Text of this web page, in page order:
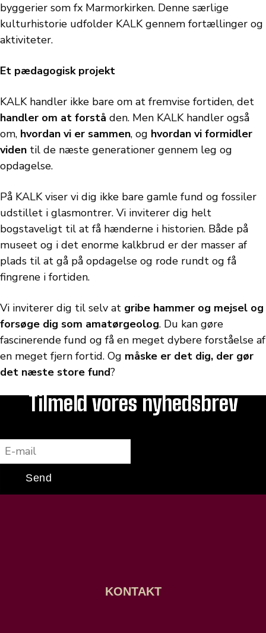
byggerier som fx Marmorkirken. Denne særlige
kulturhistorie udfolder KALK gennem fortællinger og
aktiviteter.
Et pædagogisk projekt
KALK handler ikke bare om at fremvise fortiden, det
handler om at forstå den. Men KALK handler også
om, hvordan vi er sammen, og hvordan vi formidler
viden til de næste generationer gennem leg og
opdagelse.
På KALK viser vi dig ikke bare gamle fund og fossiler
udstillet i glasmontrer. Vi inviterer dig helt
bogstaveligt til at få hænderne i historien. Både på
museet og i det enorme kalkbrud er der masser af
plads til at gå på opdagelse og rode rundt og få
fingrene i fortiden.
Vi inviterer dig til selv at gribe hammer og mejsel og
forsøge dig som amatørgeolog. Du kan gøre
fascinerende fund og få en meget dybere forståelse af
en meget fjern fortid. Og måske er det dig, der gør
det næste store fund?
Tilmeld vores nyhedsbrev
Send
KONTAKT